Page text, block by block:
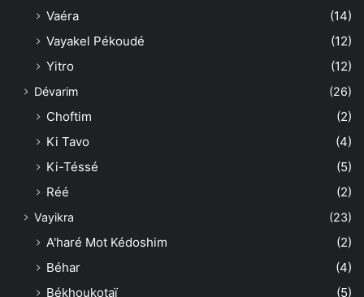
Vaéra
(14)
Vayakel Pékoudé
(12)
Yitro
(12)
Dévarim (26)
Choftim
(2)
Ki Tavo
(4)
Ki-Téssé
(5)
Réé
(2)
Vayikra (23)
A'haré Mot Kédoshim
(2)
Béhar
(4)
Békhoukotaï
(5)